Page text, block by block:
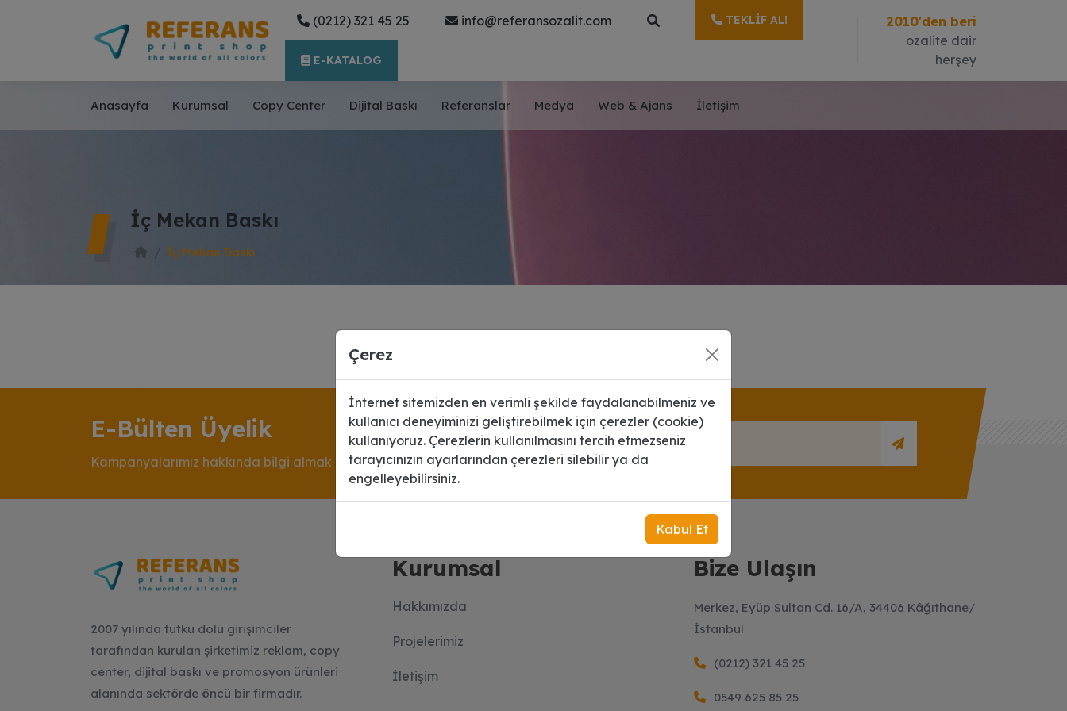
(0212) 321 45 25 info@referansozalit.com TEKLIF AL!
E-KATALOG
2010'den beri
ozalite dair
herşey
Anasayfa Kurumsal Copy Center Dijital Baskı Referanslar Medya Web & Ajans İletişim
İç Mekan Baskı
İç Mekan Baskı
E-Bülten Üyelik
Kampanyalarımız hakkında bilgi almak için üye olun.
2007 yılında tutku dolu girişimciler
tarafından kurulan şirketimiz reklam, copy
center, dijital baskı ve promosyon ürünleri
alanında sektörde öncü bir firmadır.
Kurumsal
Hakkımızda
Projelerimiz
İletişim
Bize Ulaşın
Merkez, Eyüp Sultan Cd. 16/A, 34406 Kâğıthane/
İstanbul
(0212) 321 45 25
0549 625 85 25
Çerez
İnternet sitemizden en verimli şekilde faydalanabilmeniz ve
kullanıcı deneyiminizi geliştirebilmek için çerezler (cookie)
kullanıyoruz. Çerezlerin kullanılmasını tercih etmezseniz
tarayıcınızın ayarlarından çerezleri silebilir ya da
engelleyebilirsiniz.
Kabul Et